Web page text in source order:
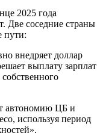
2025 года
Две соседние страны
пути:
внедряет доллар
выплату зарплат
автономию ЦБ и
используя период